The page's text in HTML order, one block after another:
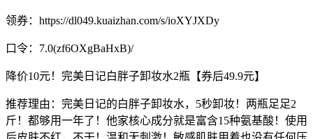
领券：https://dl049.kuaizhan.com/s/ioXYJXDy
口令：7.0(zf6OXgBaHxB)/
降价10元！完美日记白胖子卸妆水2瓶【券后49.9元】
推荐理由：完美日记的白胖子卸妆水，5秒卸妆！两瓶足足2
斤！都够用一年了！他家核心成分就是富含15种氨基酸！使用